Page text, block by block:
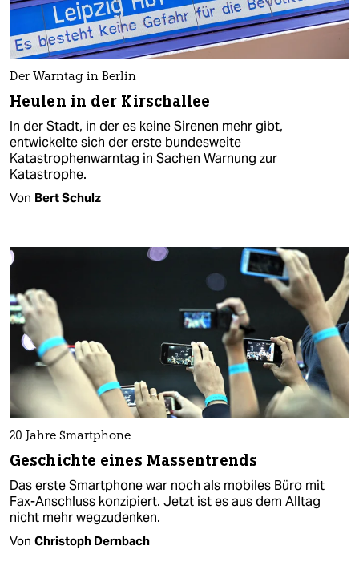
Der Warntag in Berlin
Heulen in der Kirschallee
In der Stadt, in der es keine Sirenen mehr gibt,
entwickelte sich der erste bundesweite
Katastrophenwarntag in Sachen Warnung zur
Katastrophe.
Von Bert Schulz
20 Jahre Smartphone
Geschichte eines Massentrends
Das erste Smartphone war noch als mobiles Büro mit
Fax-Anschluss konzipiert. Jetzt ist es aus dem Alltag
nicht mehr wegzudenken.
Von Christoph Dernbach